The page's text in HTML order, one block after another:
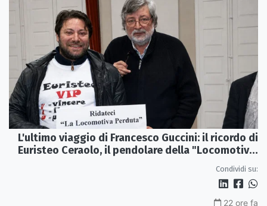
L'ultimo viaggio di Francesco Guccini: il ricordo di
Euristeo Ceraolo, il pendolare della "Locomotiva
Condividi su:
22 ore fa